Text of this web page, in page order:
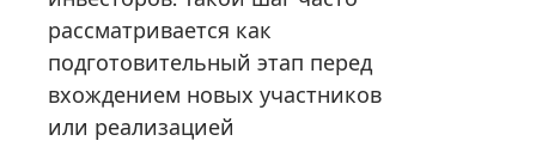
рассматривается как
подготовительный этап перед
вхождением новых участников
или реализацией